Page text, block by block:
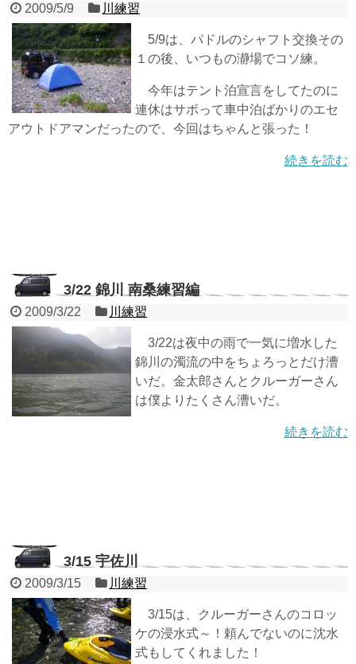
2009/5/9 川練習
5/9は、パドルのシャフト交換その
１の後、いつもの瀞場でコソ練。
今年はテント泊宣言をしてたのに
連休はサボって車中泊ばかりのエセ
アウトドアマンだったので、今回はちゃんと張った！
続きを読む
3/22 錦川 南桑練習編
2009/3/22 川練習
3/22は夜中の雨で一気に増水した
錦川の濁流の中をちょろっとだけ漕
いだ。金太郎さんとクルーガーさん
は僕よりたくさん漕いだ。
続きを読む
3/15 宇佐川
2009/3/15 川練習
3/15は、クルーガーさんのコロッ
ケの浸水式～！頼んでないのに沈水
式もしてくれました！